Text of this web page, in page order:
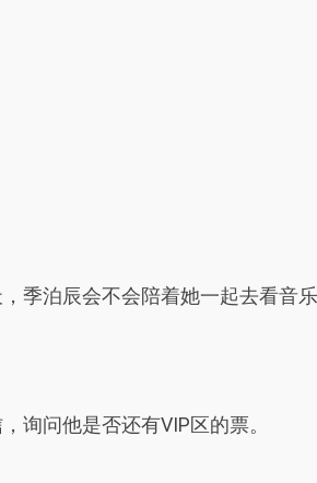
季泊辰会不会陪着她一起去看音
询问他是否还有VIP区的票。